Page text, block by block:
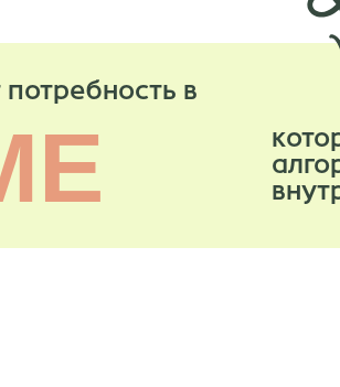
потребность в